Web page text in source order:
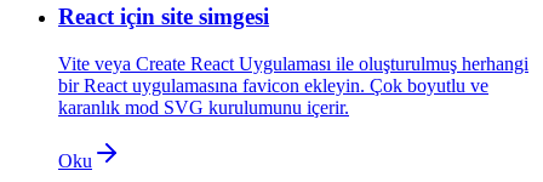
React için site simgesi
Vite veya Create React Uygulaması ile oluşturulmuş herhangi
bir React uygulamasına favicon ekleyin. Çok boyutlu ve
karanlık mod SVG kurulumunu içerir.
Oku